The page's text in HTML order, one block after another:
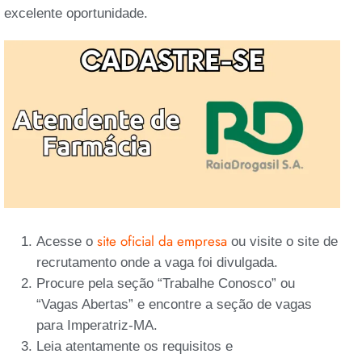
excelente oportunidade.
Acesse o site oficial da empresa ou visite o site de
recrutamento onde a vaga foi divulgada.
Procure pela seção “Trabalhe Conosco” ou
“Vagas Abertas” e encontre a seção de vagas
para Imperatriz-MA.
Leia atentamente os requisitos e